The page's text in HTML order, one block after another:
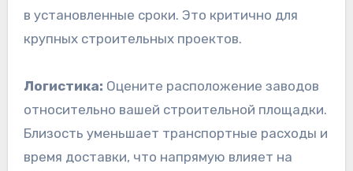
в установленные сроки. Это критично для
крупных строительных проектов.
Логистика: Оцените расположение заводов
относительно вашей строительной площадки.
Близость уменьшает транспортные расходы и
время доставки, что напрямую влияет на